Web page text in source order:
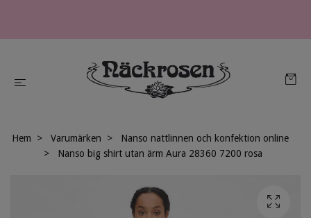
Hem Varumärken
Nanso nattlinnen och konfektion online
Nanso big shirt utan ärm Aura 28360 7200 rosa